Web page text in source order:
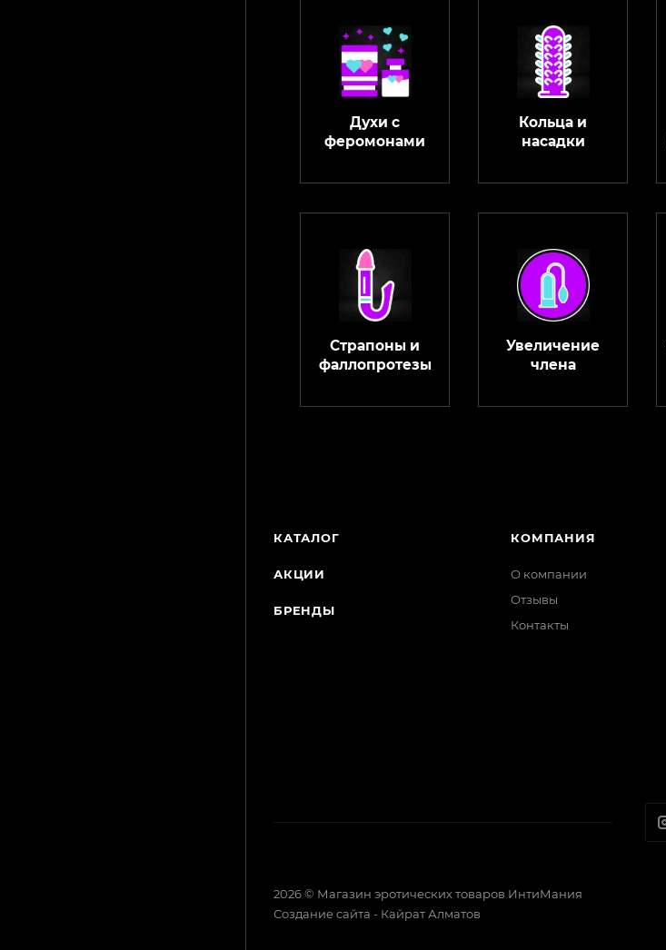
Духи с
феромонами
Кольца и
насадки
Страпоны и
фаллопротезы
Увеличение
члена
КАТАЛОГ
АКЦИИ
БРЕНДЫ
КОМПАНИЯ
О компании
Отзывы
Контакты
2026 © Магазин эротических товаров ИнтиМания
Создание сайта - Кайрат Алматов